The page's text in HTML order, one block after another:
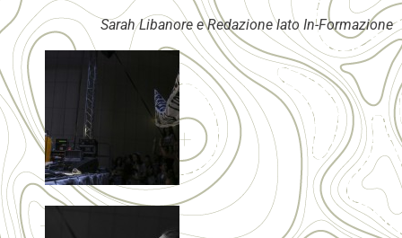
Sarah Libanore e Redazione lato In-Formazione